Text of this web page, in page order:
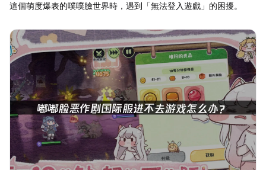
這個萌度爆表的噗噗臉世界時，遇到「無法登入遊戲」的困擾。